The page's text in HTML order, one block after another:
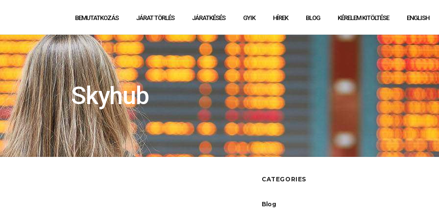
BEMUTATKOZÁS JÁRAT TÖRLÉS JÁRATKÉSÉS GYIK HÍREK BLOG KÉRELEM KITÖLTÉSE ENGLISH
Skyhub
CATEGORIES
Blog